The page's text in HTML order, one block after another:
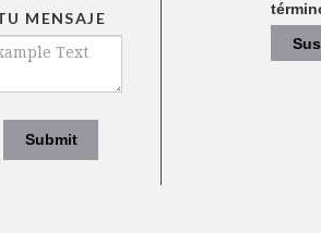
MENSAJE